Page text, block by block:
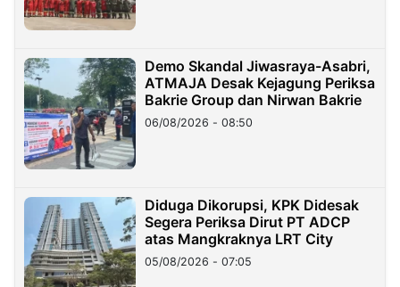
Demo Skandal Jiwasraya-Asabri,
ATMAJA Desak Kejagung Periksa
Bakrie Group dan Nirwan Bakrie
06/08/2026 - 08:50
Diduga Dikorupsi, KPK Didesak
Segera Periksa Dirut PT ADCP
atas Mangkraknya LRT City
05/08/2026 - 07:05